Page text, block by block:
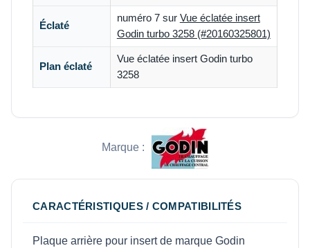
Éclaté
numéro 7 sur Vue éclatée insert
Godin turbo 3258 (#20160325801)
Plan éclaté
Vue éclatée insert Godin turbo
3258
Marque :
CARACTÉRISTIQUES / COMPATIBILITÉS
Plaque arrière pour insert de marque Godin